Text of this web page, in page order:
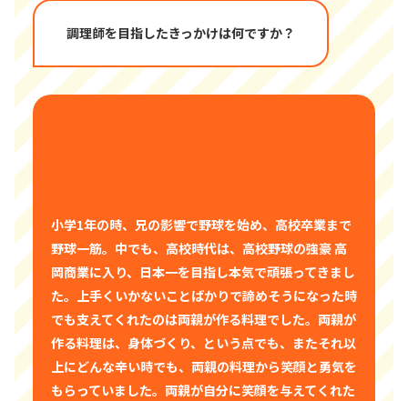
調理師を目指したきっかけは何ですか？
小学1年の時、兄の影響で野球を始め、高校卒業まで
野球一筋。中でも、高校時代は、高校野球の強豪 高
岡商業に入り、日本一を目指し本気で頑張ってきまし
た。上手くいかないことばかりで諦めそうになった時
でも支えてくれたのは両親が作る料理でした。両親が
作る料理は、身体づくり、という点でも、またそれ以
上にどんな辛い時でも、両親の料理から笑顔と勇気を
もらっていました。両親が自分に笑顔を与えてくれた